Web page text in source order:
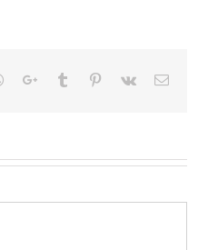
Whatsapp
Google+Tumblr Pinterest
Vk Email